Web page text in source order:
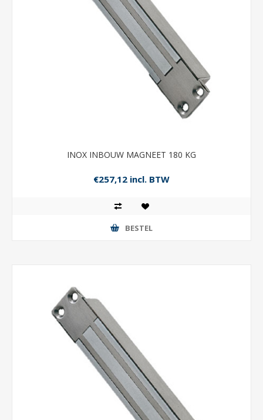
INOX INBOUW MAGNEET 180 KG
€257,12 incl. BTW
BESTEL